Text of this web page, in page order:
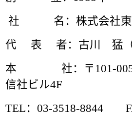
社 名：株式会社東
代 表 者：古川 猛（
本 社：〒101-0054
信社ビル4F
TEL：03-3518-8844